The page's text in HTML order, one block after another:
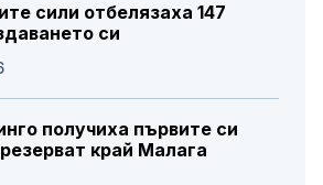
сили отбелязаха 147
си
получиха първите си
край Малага